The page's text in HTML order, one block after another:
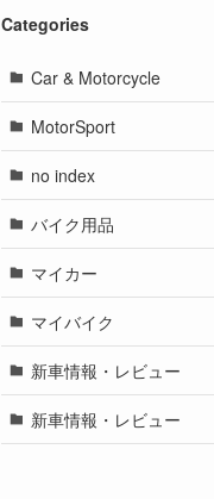
Categories
Car & Motorcycle
MotorSport
no index
バイク用品
マイカー
マイバイク
新車情報・レビュー
新車情報・レビュー